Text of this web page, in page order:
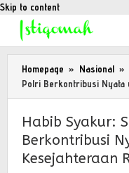
Skip to content
Homepage » Nasional »
Polri Berkontribusi Nyata
Habib Syakur:
Berkontribusi
Kesejahteraan